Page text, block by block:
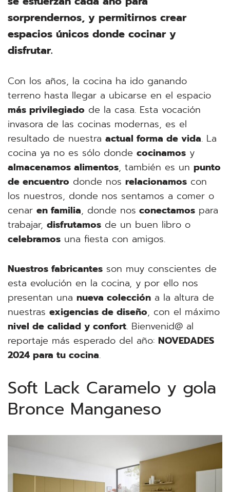
sorprendernos, y permitirnos crear
espacios únicos donde cocinar y
disfrutar.
Con los años, la cocina ha ido ganando
terreno hasta llegar a ubicarse en el espacio
más privilegiado de la casa. Esta vocación
invasora de las cocinas modernas, es el
resultado de nuestra actual forma de vida. La
cocina ya no es sólo donde cocinamos y
almacenamos alimentos, también es un punto
de encuentro donde nos relacionamos con
los nuestros, donde nos sentamos a comer o
cenar en familia, donde nos conectamos para
trabajar, disfrutamos de un buen libro o
celebramos una fiesta con amigos.
Nuestros fabricantes son muy conscientes de
esta evolución en la cocina, y por ello nos
presentan una nueva colección a la altura de
nuestras exigencias de diseño, con el máximo
nivel de calidad y confort. Bienvenid@ al
reportaje más esperado del año: NOVEDADES
2024 para tu cocina.
Soft Lack Caramelo y gola
Bronce Manganeso